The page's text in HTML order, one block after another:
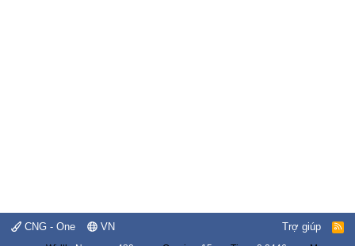
CNG - One VN Trợ giúp
R